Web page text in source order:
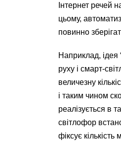
Інтернет речей
цьому,
повинно
Наприклад, ідея
руху і смарт-
величезну
і таким чином
реалізується в
світлофор
фіксує